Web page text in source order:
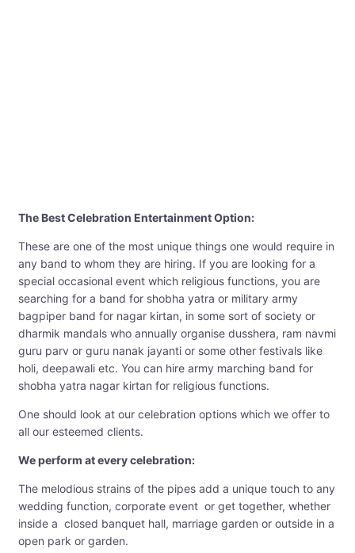
The Best Celebration Entertainment Option:
These are one of the most unique things one would require in
any band to whom they are hiring. If you are looking for a
special occasional event which religious functions, you are
searching for a band for shobha yatra or military army
bagpiper band for nagar kirtan, in some sort of society or
dharmik mandals who annually organise dusshera, ram navmi
guru parv or guru nanak jayanti or some other festivals like
holi, deepawali etc. You can hire army marching band for
shobha yatra nagar kirtan for religious functions.
One should look at our celebration options which we offer to
all our esteemed clients.
We perform at every celebration:
The melodious strains of the pipes add a unique touch to any
wedding function, corporate event or get together, whether
inside a closed banquet hall, marriage garden or outside in a
open park or garden.